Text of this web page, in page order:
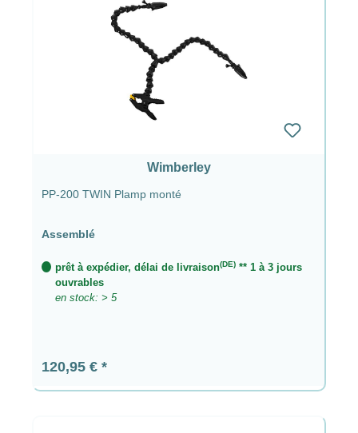
Wimberley
PP-200 TWIN Plamp monté
Assemblé
prêt à expédier, délai de livraison(DE) ** 1 à 3 jours
ouvrables
en stock: > 5
Prix régulier :
120,95 €